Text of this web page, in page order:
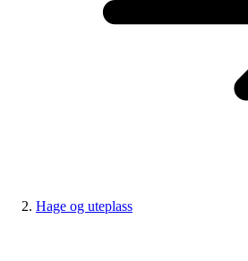
Hage og uteplass